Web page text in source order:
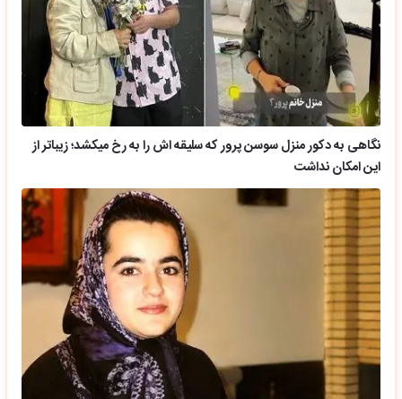
نگاهی به دکور منزل سوسن پرور که سلیقه اش را به رخ میکشد؛ زیباتر از
این امکان نداشت